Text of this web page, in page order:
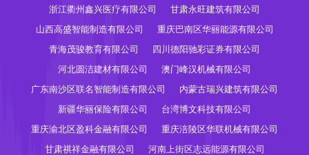
浙江衢州鑫兴医疗有限公司
甘肃永旺建筑有限公司
山西高盛智能制造有限公司
重庆巴南区华丽能源有限公司
青海茂骏教育有限公司
四川德阳驰彩证券有限公司
河北圆洁建材有限公司
澳门峰汉机械有限公司
广东南沙区联名智能制造有限公司
内蒙古瑞兴建筑有限公司
新疆华丽保险有限公司
台湾博文科技有限公司
重庆渝北区盈科金融有限公司
重庆涪陵区华联机械有限公司
甘肃祺祥金融有限公司
河南上街区志远能源有限公司